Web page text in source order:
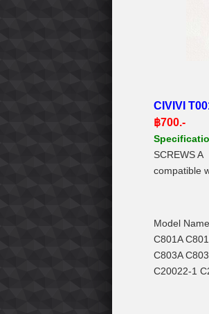
CIVIVI
฿700.-
SCREWS A
compatible
Model Name
C801A
C803A
C20022-1